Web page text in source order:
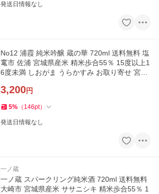
発送日情報なし
No12 浦霞 純米吟醸 蔵の華 720ml 送料無料 塩
竃市 佐浦 宮城県産米 精米歩合55％ 15度以上1
6度未満 しおがま うらかすみ お取り寄せ 宮城
3,200円
5% （ 146pt）
発送日情報なし
一ノ蔵
一ノ蔵 スパークリング純米酒 720ml 送料無料
大崎市 宮城県産米 ササニシキ 精米歩合55％ 1